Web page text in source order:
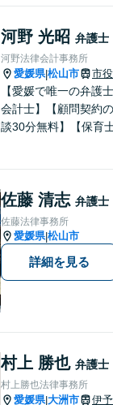
い！
河野 光昭 弁護士
河野法律会計事務所
愛媛県|松山市 市
【愛媛で唯一の弁護
会計士】【顧問契約
談30分無料】【保育士
せください。
佐藤 清志 弁護士
佐藤法律事務所
愛媛県|松山市
詳細を見る
村上 勝也 弁護士
村上勝也法律事務所
愛媛県|大洲市 伊